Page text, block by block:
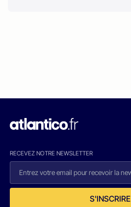
RECEVEZ NOTRE NEWSLETTER
S'INSCRIRE